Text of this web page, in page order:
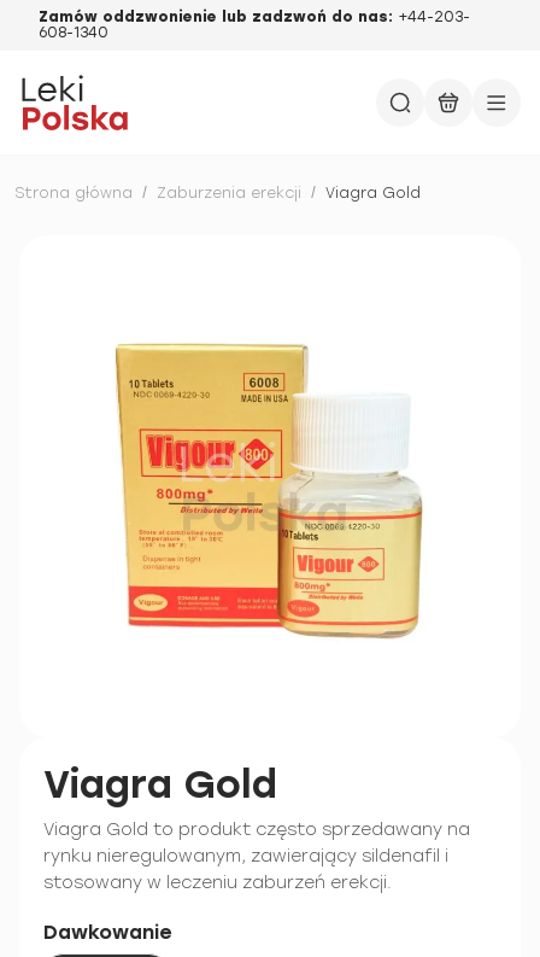
Zamów oddzwonienie lub zadzwoń do nas: +44-203-
608-1340
Strona główna / Zaburzenia erekcji / Viagra Gold
Viagra Gold
Viagra Gold to produkt często sprzedawany na
rynku nieregulowanym, zawierający sildenafil i
stosowany w leczeniu zaburzeń erekcji.
Dawkowanie